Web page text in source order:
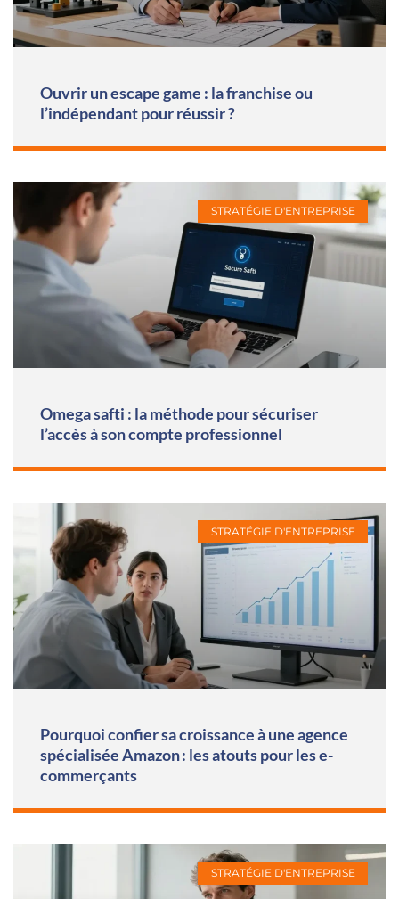
Ouvrir un escape game : la franchise ou
l’indépendant pour réussir ?
STRATÉGIE D'ENTREPRISE
Omega safti : la méthode pour sécuriser
l’accès à son compte professionnel
STRATÉGIE D'ENTREPRISE
Pourquoi confier sa croissance à une agence
spécialisée Amazon : les atouts pour les e-
commerçants
STRATÉGIE D'ENTREPRISE